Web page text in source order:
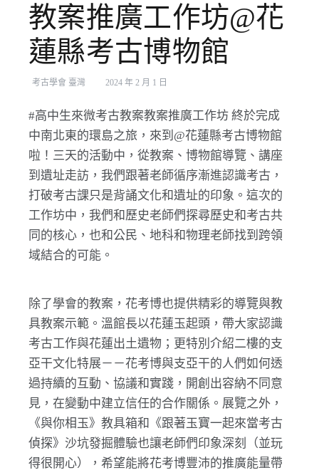
教案推廣工作坊@花
蓮縣考古博物館
考古學會 臺灣 2024 年 2 月 1 日
#高中生來微考古教案教案推廣工作坊 終於完成
中南北東的環島之旅，來到@花蓮縣考古博物館
啦！三天的活動中，從教案、博物館導覽、講座
到遺址走訪，我們跟著老師循序漸進認識考古，
打破考古課只是背誦文化和遺址的印象。這次的
工作坊中，我們和歷史老師們探尋歷史和考古共
同的核心，也和公民、地科和物理老師找到跨領
域結合的可能。
除了學會的教案，花考博也提供精彩的導覽與教
具教案示範。溫館長以花蓮玉起頭，帶大家認識
考古工作與花蓮出土遺物；更特別介紹二樓的支
亞干文化特展－－花考博與支亞干的人們如何透
過持續的互動、協議和實踐，開創出容納不同意
見，在變動中建立信任的合作關係。展覽之外，
《與你相玉》教具箱和《跟著玉寶一起來當考古
偵探》沙坑發掘體驗也讓老師們印象深刻（並玩
得很開心），希望能將花考博豐沛的推廣能量帶